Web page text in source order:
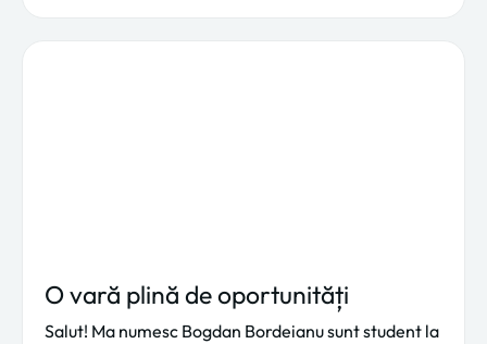
O vară plină de oportunități
Salut! Ma numesc Bogdan Bordeianu sunt student la